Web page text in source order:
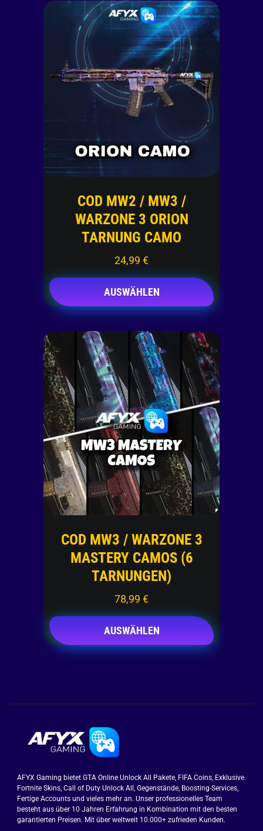
COD MW2 / MW3 /
WARZONE 3 ORION
TARNUNG CAMO
24,99 €
AUSWÄHLEN
COD MW3 / WARZONE 3
MASTERY CAMOS (6
TARNUNGEN)
78,99 €
AUSWÄHLEN
AFYX Gaming bietet GTA Online Unlock All Pakete, FIFA Coins, Exklusive
Fortnite Skins, Call of Duty Unlock All, Gegenstände, Boosting-Services,
Fertige Accounts und vieles mehr an. Unser professionelles Team
besteht aus über 10 Jahren Erfahrung in Kombination mit den besten
garantierten Preisen. Mit über weltweit 10.000+ zufrieden Kunden.